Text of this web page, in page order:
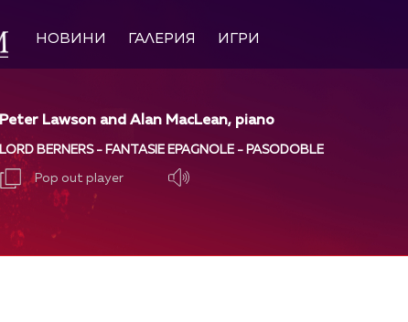
НОВИНИ ГАЛЕРИЯ ИГРИ
Peter Lawson and Alan MacLean, piano
LORD BERNERS - FANTASIE EPAGNOLE - PASODOBLE
Pop out player